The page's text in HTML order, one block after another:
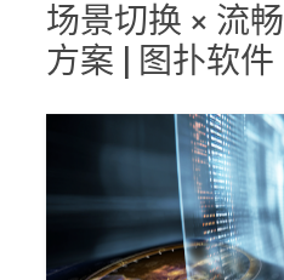
场景切换 × 流
方案 | 图扑软件